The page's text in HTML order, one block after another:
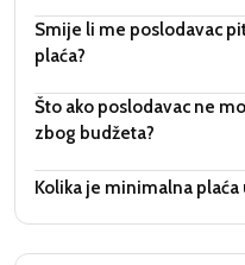
Smije li me poslodavac
plaća?
Što ako poslodavac ne
zbog budžeta?
Kolika je minimalna